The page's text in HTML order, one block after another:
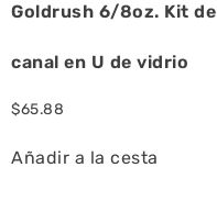
Goldrush 6/8oz. Kit de
canal en U de vidrio
$65.88
Añadir a la cesta